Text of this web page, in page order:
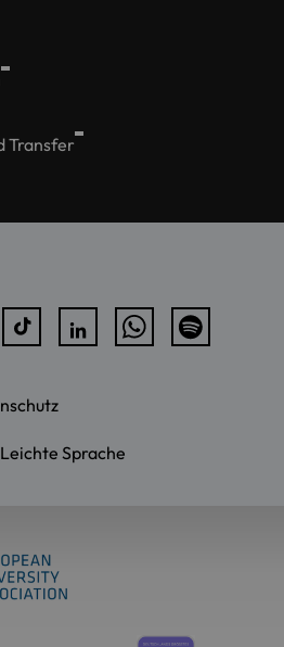
Transfer
Leichte Sprache